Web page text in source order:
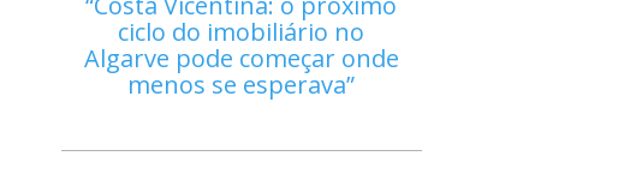
ciclo do imobiliário no
Algarve pode começar onde
menos se esperava